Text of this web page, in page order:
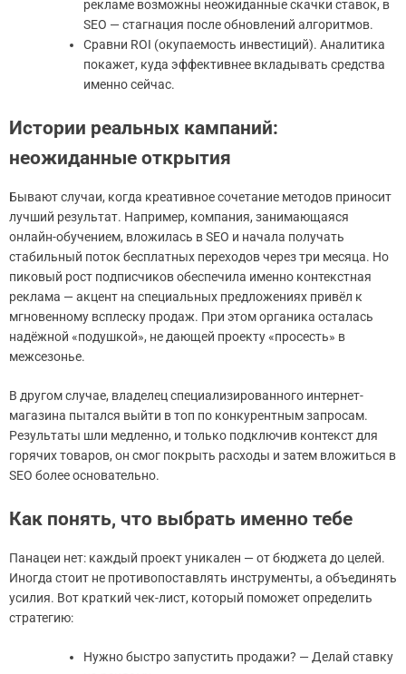
рекламе возможны неожиданные скачки ставок, в
SEO — стагнация после обновлений алгоритмов.
Сравни ROI (окупаемость инвестиций). Аналитика
покажет, куда эффективнее вкладывать средства
именно сейчас.
Истории реальных кампаний:
неожиданные открытия
Бывают случаи, когда креативное сочетание методов приносит
лучший результат. Например, компания, занимающаяся
онлайн-обучением, вложилась в SEO и начала получать
стабильный поток бесплатных переходов через три месяца. Но
пиковый рост подписчиков обеспечила именно контекстная
реклама — акцент на специальных предложениях привёл к
мгновенному всплеску продаж. При этом органика осталась
надёжной «подушкой», не дающей проекту «просесть» в
межсезонье.
В другом случае, владелец специализированного интернет-
магазина пытался выйти в топ по конкурентным запросам.
Результаты шли медленно, и только подключив контекст для
горячих товаров, он смог покрыть расходы и затем вложиться в
SEO более основательно.
Как понять, что выбрать именно тебе
Панацеи нет: каждый проект уникален — от бюджета до целей.
Иногда стоит не противопоставлять инструменты, а объединять
усилия. Вот краткий чек-лист, который поможет определить
стратегию:
Нужно быстро запустить продажи? — Делай ставку